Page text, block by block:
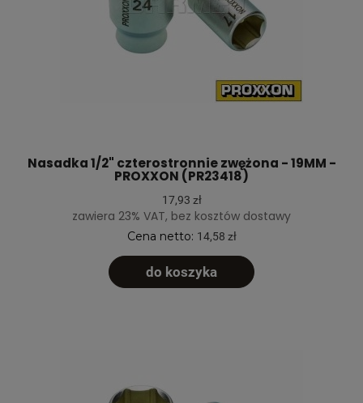
Nasadka 1/2" czterostronnie zwężona - 19MM -
PROXXON (PR23418)
17,93 zł
zawiera 23% VAT, bez kosztów dostawy
Cena netto: 14,58 zł
do koszyka